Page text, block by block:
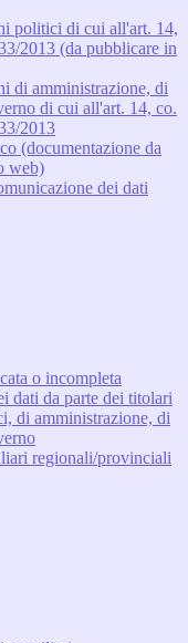
politici di cui all'art. 14,
2013 (da pubblicare in
di amministrazione, di
di cui all'art. 14, co.
2013
(documentazione da
web)
dei dati
o incompleta
dati da parte dei titolari
di amministrazione, di
regionali/provinciali